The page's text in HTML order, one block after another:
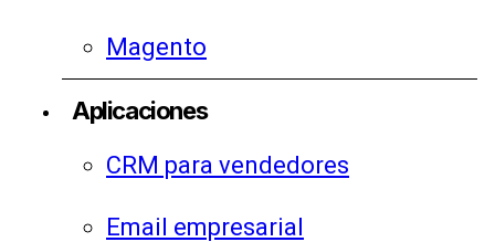
Magento
Aplicaciones
CRM para vendedores
Email empresarial